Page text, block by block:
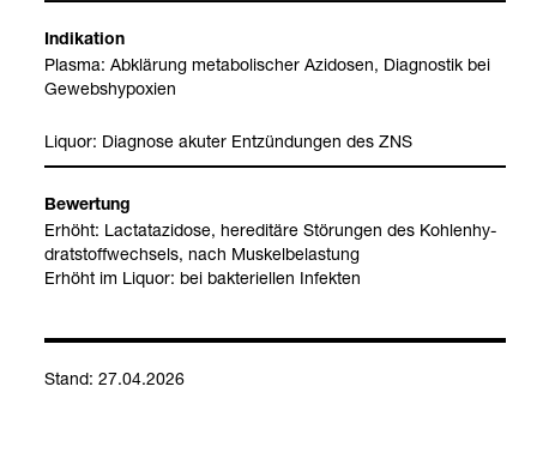
Indi­ka­tion
Plasma: Abklä­rung meta­bo­li­scher Azi­do­sen, Dia­gnos­tik bei
Gewebs­hy­po­xien
Liquor: Dia­gnose aku­ter Ent­zün­dun­gen des ZNS
Bewer­tung
Erhöht: Lac­ta­ta­zi­dose, heredi­täre Stö­run­gen des Koh­len­hy­
dratstoff­wech­sels, nach Mus­kel­be­las­tung
Erhöht im Liquor: bei bak­te­ri­el­len Infek­ten
Stand: 27.04.2026